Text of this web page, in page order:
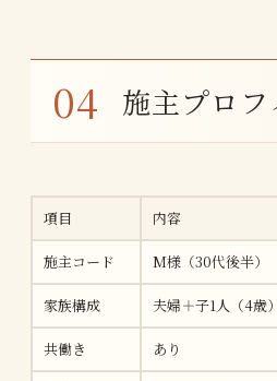
施主プロフ
項目 内容
施主コード M様（30代後半）
家族構成 夫婦＋子1人（4歳）
共働き あり